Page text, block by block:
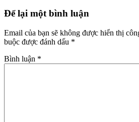
Để lại một bình luận
Email của bạn sẽ không được hiển thị
buộc được đánh dấu *
Bình luận *